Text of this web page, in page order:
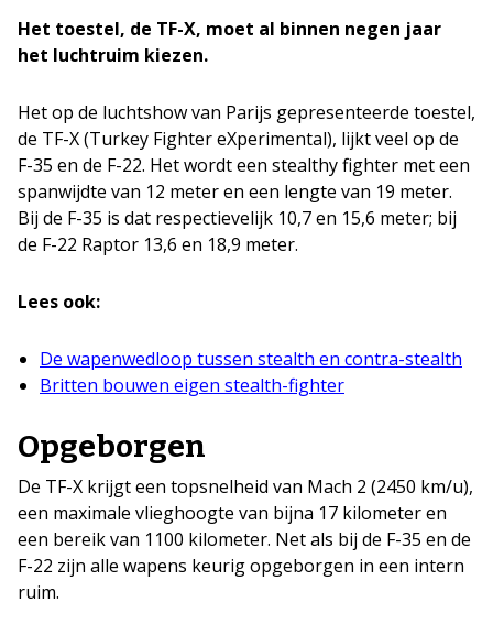
Het toestel, de TF-X, moet al binnen negen jaar
het luchtruim kiezen.
Het op de luchtshow van Parijs gepresenteerde toestel,
de TF-X (Turkey Fighter eXperimental), lijkt veel op de
F-35 en de F-22. Het wordt een stealthy fighter met een
spanwijdte van 12 meter en een lengte van 19 meter.
Bij de F-35 is dat respectievelijk 10,7 en 15,6 meter; bij
de F-22 Raptor 13,6 en 18,9 meter.
Lees ook:
De wapenwedloop tussen stealth en contra-stealth
Britten bouwen eigen stealth-fighter
Opgeborgen
De TF-X krijgt een topsnelheid van Mach 2 (2450 km/u),
een maximale vlieghoogte van bijna 17 kilometer en
een bereik van 1100 kilometer. Net als bij de F-35 en de
F-22 zijn alle wapens keurig opgeborgen in een intern
ruim.